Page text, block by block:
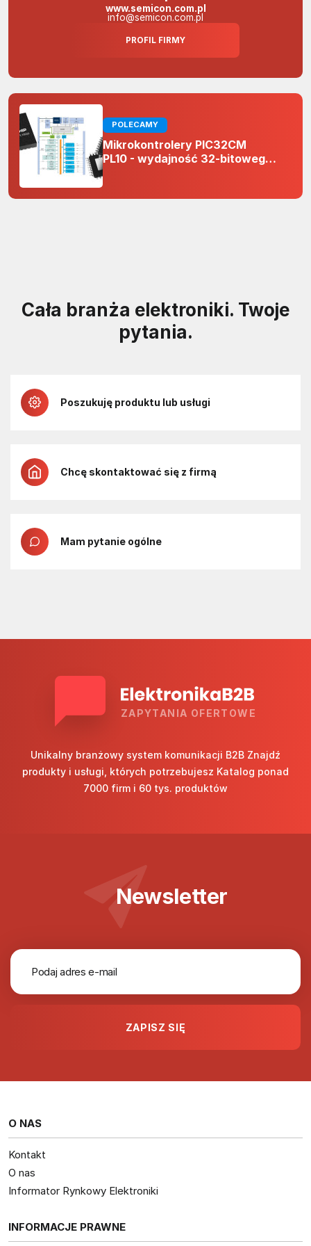
www.semicon.com.pl
info@semicon.com.pl
PROFIL FIRMY
POLECAMY
Mikrokontrolery PIC32CM
PL10 - wydajność 32-bitowego
projektach 5 V
Cała branża elektroniki. Twoje
pytania.
Poszukuję produktu lub usługi
Chcę skontaktować się z firmą
Mam pytanie ogólne
ZAPYTANIA OFERTOWE
Unikalny branżowy system komunikacji B2B Znajdź
produkty i usługi, których potrzebujesz Katalog ponad
7000 firm i 60 tys. produktów
Newsletter
O NAS
Kontakt
O nas
Informator Rynkowy Elektroniki
INFORMACJE PRAWNE